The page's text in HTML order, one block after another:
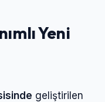
Yeni
geliştirilen